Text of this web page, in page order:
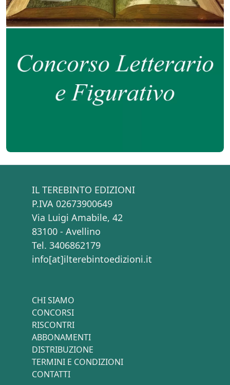
IL TEREBINTO EDIZIONI
P.IVA 02673900649
Via Luigi Amabile, 42
83100 - Avellino
Tel. 3406862179
info[at]ilterebintoedizioni.it
CHI SIAMO
CONCORSI
RISCONTRI
ABBONAMENTI
DISTRIBUZIONE
TERMINI E CONDIZIONI
CONTATTI